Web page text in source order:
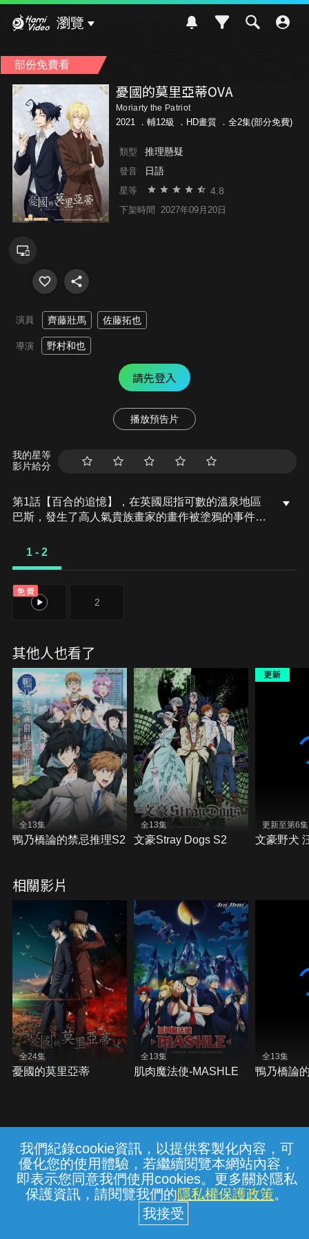
我們紀錄cookie資訊，以提供客製化內容，可
優化您的使用體驗，若繼續閱覽本網站內容，
即表示您同意我們使用cookies。更多關於隱私
保護資訊，請閱覽我們的隱私權保護政策。
瀏覽
部份免費看
憂國的莫里亞蒂OVA
Moriarty the Patriot
2021 ． 輔12級 ．HD畫質 ．全2集(部分免費)
類型 推理懸疑
發音 日語
星等 4.8
下架時間 2027年09月20日
演員 齊藤壯馬 佐藤拓也
導演 野村和也
請先登入
播放預告片
我的星等
影片給分
第1話【百合的追憶】，在英國屈指可數的溫泉地區
巴斯，發生了高人氣貴族畫家的畫作被塗鴉的事件。
感到似曾相識。威廉與路易斯一同前往了巴斯，並巧
1 - 2
免費
1 2
其他人也看了
全13集
鴨乃橋論的禁忌推理S2
全13集
文豪Stray Dogs S2
更新至第6集
文豪野犬
相關影片
全24集
憂國的莫里亞蒂
全13集
肌肉魔法使-MASHLE
全13集
鴨乃橋論
常見問題 線上客服 服務條款 隱私權保護
中華電信股份有限公司個人家庭分公司
(統一編號：96979949) © 2026
{{notifyMsg}}